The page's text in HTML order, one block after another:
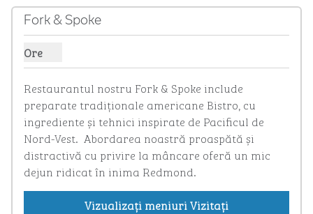
1 din 3
imaginea anterioară
Fork & Spoke
Ore
Afișare ore pentru furcă și spoke
Restaurantul nostru Fork & Spoke include
preparate tradiționale americane Bistro, cu
ingrediente și tehnici inspirate de Pacificul de
Nord-Vest.  Abordarea noastră proaspătă și
distractivă cu privire la mâncare oferă un mic
dejun ridicat în inima Redmond.
Vizualizați meniuri Vizitați